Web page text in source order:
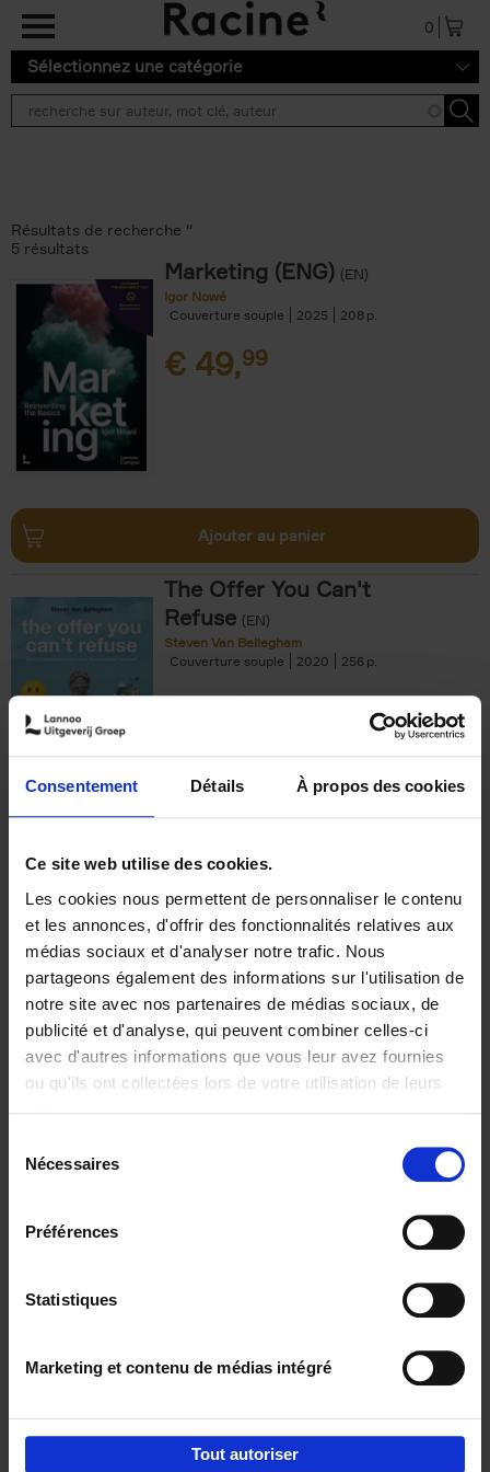
Consentement Détails À propos des cookies
Ce site web utilise des cookies.
Les cookies nous permettent de personnaliser le contenu
et les annonces, d'offrir des fonctionnalités relatives aux
médias sociaux et d'analyser notre trafic. Nous
partageons également des informations sur l'utilisation de
notre site avec nos partenaires de médias sociaux, de
publicité et d'analyse, qui peuvent combiner celles-ci
avec d'autres informations que vous leur avez fournies
ou qu'ils ont collectées lors de votre utilisation de leurs
Nécessaires
Préférences
Statistiques
Marketing et contenu de médias intégré
Tout autoriser
Aller au contenu principal
0
Sélectionnez une catégorie
Résultats de recherche ''
5 résultats
Marketing (ENG) (EN)
Igor Nowé
Couverture souple
2025 208
€ 49,99
Ajouter au panier
The Offer You Can't
Refuse (EN)
Steven Van Belleghem
Couverture souple
2020 256
€37,50
Building Bonds = Building
Business
Jochen Roef Jozefien De Feyter
Carolien Boom
Couverture souple
2025 200
€29,99
Digital marketing like a PRO -
completely revised edition (EN)